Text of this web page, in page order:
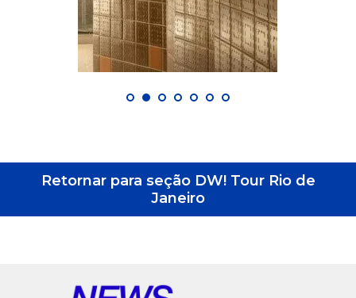
Retornar para seção DW! Tour Rio de
Janeiro